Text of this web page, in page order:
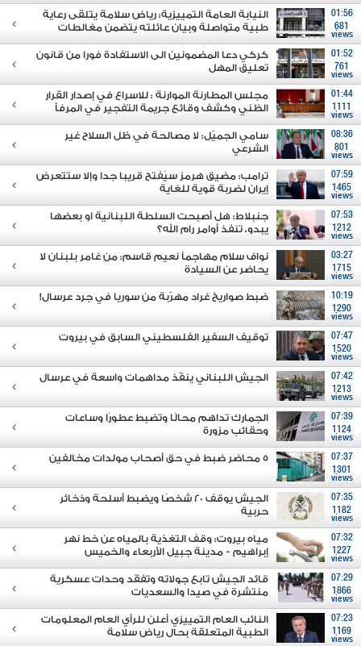
01:56
681
views
النيابة العامة التمييزية: رياض سلامة يتلقى رعاية
طبية متواصلة وبيان عائلته يتضمن مغالطات
01:52
761
views
كركي دعا المضمونين الى الاستفادة فورا من قانون
تعليق المهل
01:44
1111
views
مجلس المطارنة الموارنة : للاسراع في إصدار القرار
الظني وكشف وقائع جريمة التفجير في المرفأ
08:36
801
views
سامي الجميّل: لا مصالحة في ظل السلاح غير
الشرعي
07:59
1465
views
ترامب: مضيق هرمز سيُفتح قريبا جدا وإلا ستتعرض
إيران لضربة قوية للغاية
07:53
1212
views
جنبلاط: هل أصبحت السلطة اللبنانية او بعضها
يبدو، تنفذ أوامر رام الله؟
03:27
1715
views
نواف سلام مهاجماً نعيم قاسم: من غامر بلبنان لا
يحاضر عن السيادة
10:19
1290
views
ضبط صواريخ غراد مهرّبة من سوريا في جرد عرسال!
07:47
1520
views
توقيف السفير الفلسطيني السابق في بيروت
07:42
1213
views
الجيش اللبناني ينفّذ مداهمات واسعة في عرسال
07:39
1124
views
الجمارك تداهم محالًا وتضبط عطورًا وساعات
وحقائب مزورة
07:37
1301
views
5 محاضر ضبط في حق أصحاب مولدات مخالفين
07:35
1182
views
الجيش يوقف 20 شخصًا ويضبط أسلحة وذخائر
حربية
07:32
1227
views
مياه بيروت: وقف التغذية بالمياه عن خط نهر
إبراهيم - مدينة جبيل الأربعاء والخميس
07:29
1866
views
قائد الجيش تابع جولاته وتفقَد وحدات عسكرية
منتشرة في صيدا والسعديات
07:23
1169
views
النائب العام التمييزي أعلن للرأي العام المعلومات
الطبية المتعلقة بحال رياض سلامة